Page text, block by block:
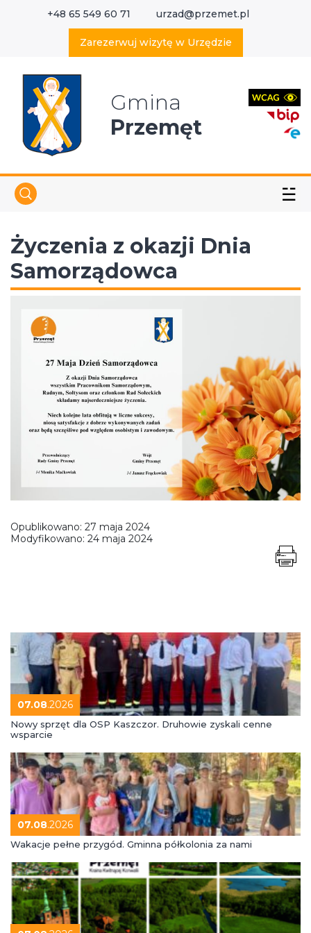
+48 65 549 60 71 urzad@przemet.pl
Zarezerwuj wizytę w Urzędzie
Gmina
Przemęt
☱
Życzenia z okazji Dnia
Samorządowca
Opublikowano: 27 maja 2024
Modyfikowano: 24 maja 2024
07.08.2026
Nowy sprzęt dla OSP Kaszczor. Druhowie zyskali cenne
wsparcie
07.08.2026
Wakacje pełne przygód. Gminna półkolonia za nami
Wyszukaj w serwisie